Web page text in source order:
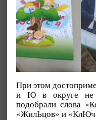
При этом
и Ю в округе не
подобрали слова
«ЖилЬцов» и